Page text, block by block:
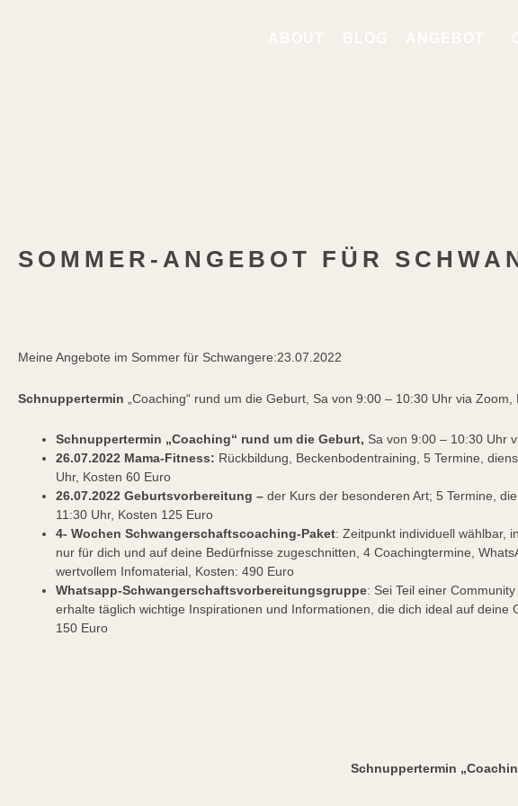
SOMMER-ANGEBOT FÜR
Meine Angebote im Sommer für Schwangere:23.07.2022
Schnuppertermin „Coaching“ rund um die Geburt, Sa von 9:00 – 10:30 Uhr via
Schnuppertermin „Coaching“ rund um die Geburt, Sa von 9:00 – 10:30 Uhr
26.07.2022 Mama-Fitness: Rückbildung, Beckenbodentraining, 5 Termine,
Uhr, Kosten 60 Euro
26.07.2022 Geburtsvorbereitung – der Kurs der besonderen Art; 5 Termine,
11:30 Uhr, Kosten 125 Euro
4- Wochen Schwangerschaftscoaching-Paket: Zeitpunkt individuell wählbar,
nur für dich und auf deine Bedürfnisse zugeschnitten, 4 Coachingtermine,
wertvollem Infomaterial, Kosten: 490 Euro
Whatsapp-Schwangerschaftsvorbereitungsgruppe: Sei Teil einer
erhalte täglich wichtige Inspirationen und Informationen, die dich ideal auf deine
150 Euro
Schnuppertermin